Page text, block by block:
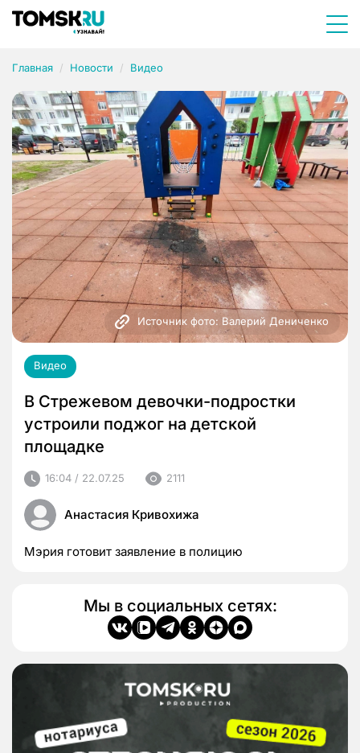
Главная Новости Видео
Источник фото: Валерий Дениченко
Видео
В Стрежевом девочки-подростки
устроили поджог на детской
площадке
16:04 / 22.07.25 2111
Анастасия Кривохижа
Мэрия готовит заявление в полицию
Мы в социальных сетях: